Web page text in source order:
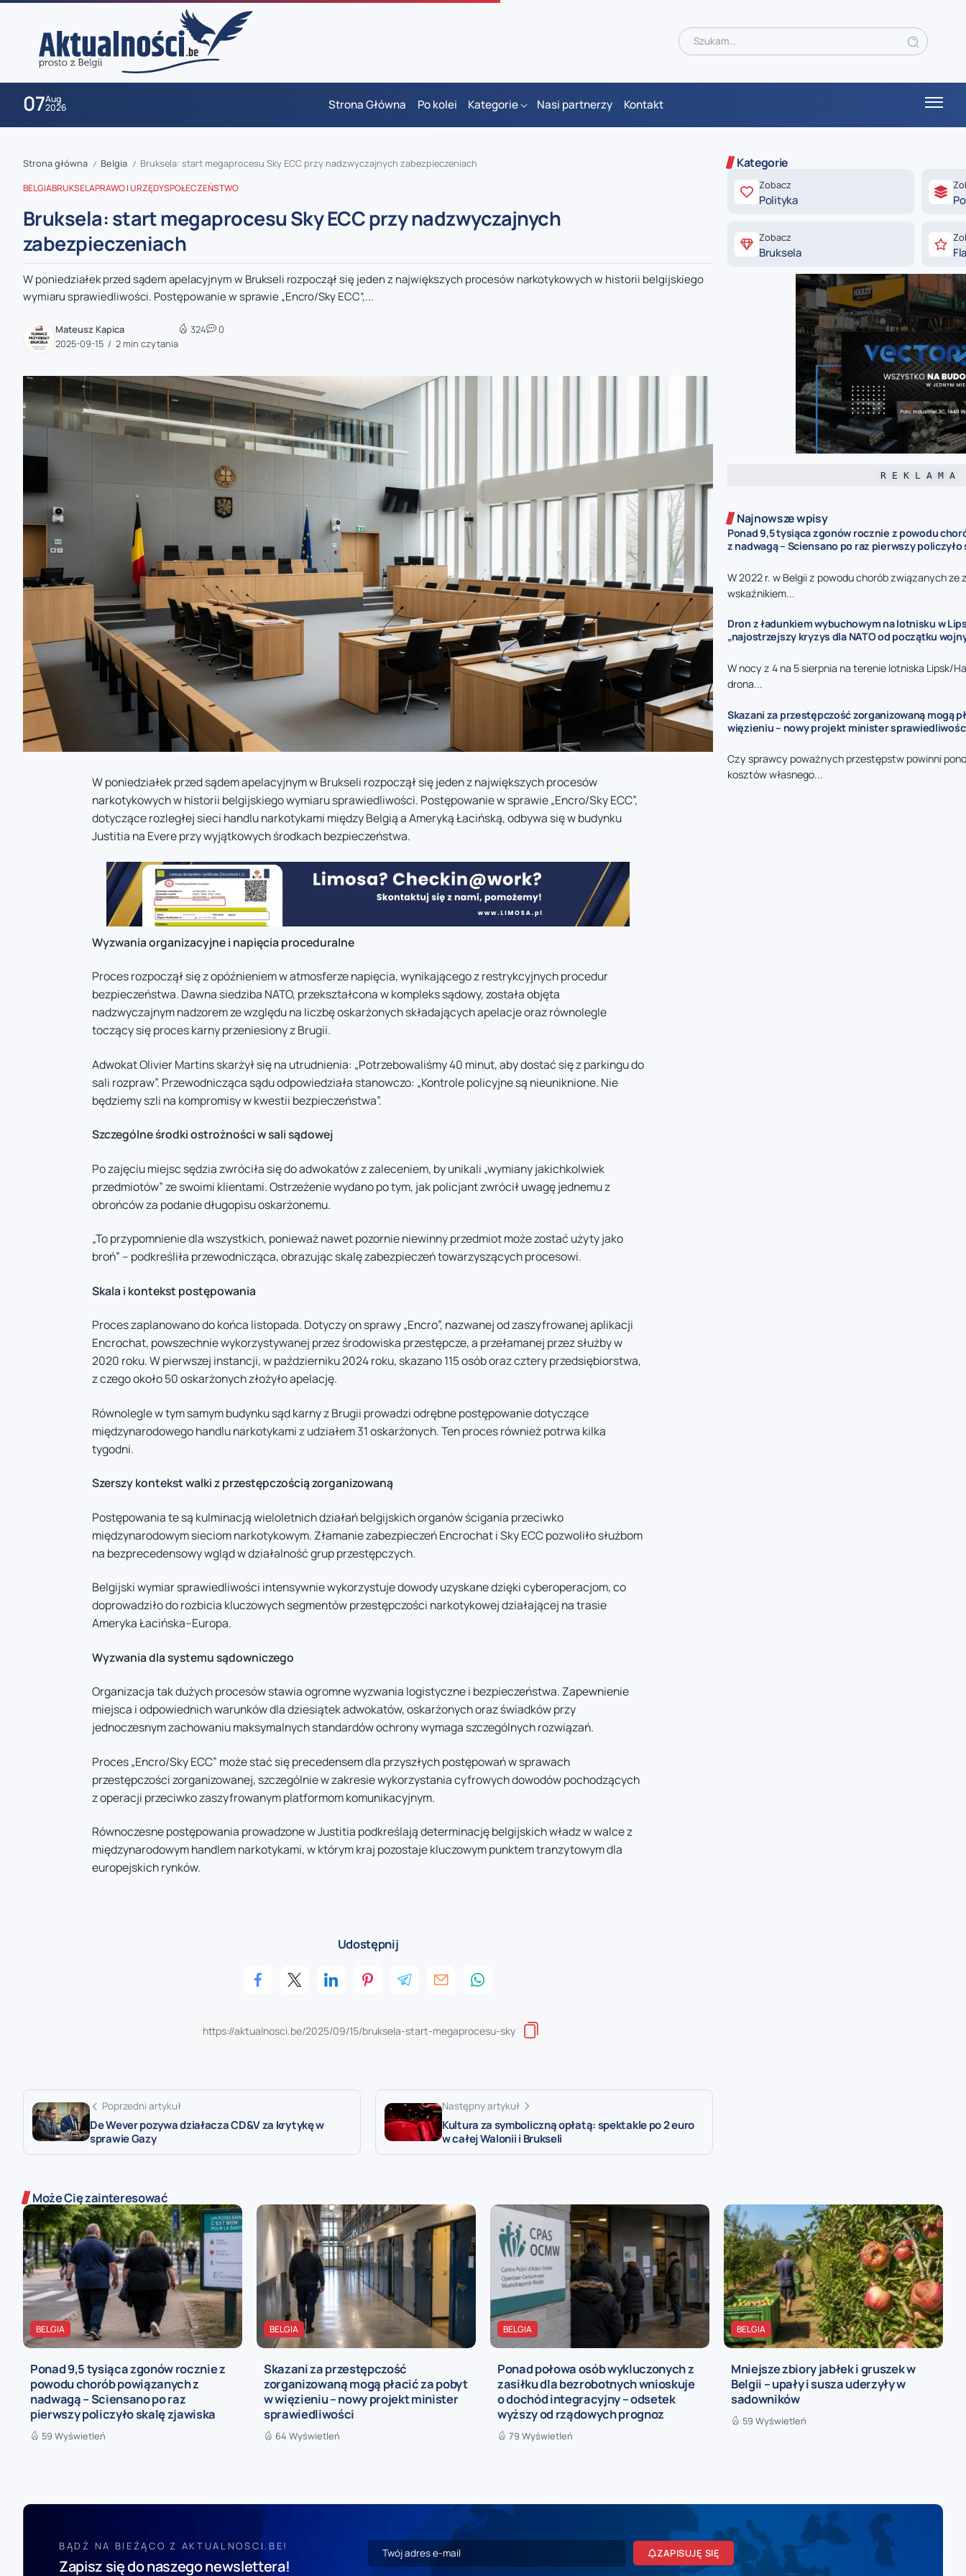
07Aug
2026 Strona Główna Po kolei Kategorie Nasi partnerzy Kontakt
zaobserwuj nas
zaobserwuj nas
zaobserwuj nas
zaobserwuj nas
zaobserwuj nas
Strona główna / Belgia / Bruksela: start megaprocesu Sky ECC przy nadzwyczajnych zabezpieczeniach
BELGIABRUKSELAPRAWO I URZĘDYSPOŁECZEŃSTWO
Bruksela: start megaprocesu Sky ECC przy nadzwyczajnych
zabezpieczeniach
W poniedziałek przed sądem apelacyjnym w Brukseli rozpoczął się jeden z największych procesów narkotykowych w historii belgijskiego
wymiaru sprawiedliwości. Postępowanie w sprawie „Encro/Sky ECC”,...
Mateusz Kapica
2025-09-15
2 min czytania
324 0
W poniedziałek przed sądem apelacyjnym w Brukseli rozpoczął się jeden z największych procesów
narkotykowych w historii belgijskiego wymiaru sprawiedliwości. Postępowanie w sprawie „Encro/Sky ECC”,
dotyczące rozległej sieci handlu narkotykami między Belgią a Ameryką Łacińską, odbywa się w budynku
Justitia na Evere przy wyjątkowych środkach bezpieczeństwa.
Wyzwania organizacyjne i napięcia proceduralne
Proces rozpoczął się z opóźnieniem w atmosferze napięcia, wynikającego z restrykcyjnych procedur
bezpieczeństwa. Dawna siedziba NATO, przekształcona w kompleks sądowy, została objęta
nadzwyczajnym nadzorem ze względu na liczbę oskarżonych składających apelacje oraz równolegle
toczący się proces karny przeniesiony z Brugii.
Adwokat Olivier Martins skarżył się na utrudnienia: „Potrzebowaliśmy 40 minut, aby dostać się z parkingu do
sali rozpraw”. Przewodnicząca sądu odpowiedziała stanowczo: „Kontrole policyjne są nieuniknione. Nie
będziemy szli na kompromisy w kwestii bezpieczeństwa”.
Szczególne środki ostrożności w sali sądowej
Po zajęciu miejsc sędzia zwróciła się do adwokatów z zaleceniem, by unikali „wymiany jakichkolwiek
przedmiotów” ze swoimi klientami. Ostrzeżenie wydano po tym, jak policjant zwrócił uwagę jednemu z
obrońców za podanie długopisu oskarżonemu.
„To przypomnienie dla wszystkich, ponieważ nawet pozornie niewinny przedmiot może zostać użyty jako
broń” – podkreśliła przewodnicząca, obrazując skalę zabezpieczeń towarzyszących procesowi.
Skala i kontekst postępowania
Proces zaplanowano do końca listopada. Dotyczy on sprawy „Encro”, nazwanej od zaszyfrowanej aplikacji
Encrochat, powszechnie wykorzystywanej przez środowiska przestępcze, a przełamanej przez służby w
2020 roku. W pierwszej instancji, w październiku 2024 roku, skazano 115 osób oraz cztery przedsiębiorstwa,
z czego około 50 oskarżonych złożyło apelację.
Równolegle w tym samym budynku sąd karny z Brugii prowadzi odrębne postępowanie dotyczące
międzynarodowego handlu narkotykami z udziałem 31 oskarżonych. Ten proces również potrwa kilka
tygodni.
Szerszy kontekst walki z przestępczością zorganizowaną
Postępowania te są kulminacją wieloletnich działań belgijskich organów ścigania przeciwko
międzynarodowym sieciom narkotykowym. Złamanie zabezpieczeń Encrochat i Sky ECC pozwoliło służbom
na bezprecedensowy wgląd w działalność grup przestępczych.
Belgijski wymiar sprawiedliwości intensywnie wykorzystuje dowody uzyskane dzięki cyberoperacjom, co
doprowadziło do rozbicia kluczowych segmentów przestępczości narkotykowej działającej na trasie
Ameryka Łacińska–Europa.
Wyzwania dla systemu sądowniczego
Organizacja tak dużych procesów stawia ogromne wyzwania logistyczne i bezpieczeństwa. Zapewnienie
miejsca i odpowiednich warunków dla dziesiątek adwokatów, oskarżonych oraz świadków przy
jednoczesnym zachowaniu maksymalnych standardów ochrony wymaga szczególnych rozwiązań.
Proces „Encro/Sky ECC” może stać się precedensem dla przyszłych postępowań w sprawach
przestępczości zorganizowanej, szczególnie w zakresie wykorzystania cyfrowych dowodów pochodzących
z operacji przeciwko zaszyfrowanym platformom komunikacyjnym.
Równoczesne postępowania prowadzone w Justitia podkreślają determinację belgijskich władz w walce z
międzynarodowym handlem narkotykami, w którym kraj pozostaje kluczowym punktem tranzytowym dla
europejskich rynków.
Udostępnij
Poprzedni artykuł
De Wever pozywa działacza CD&V za krytykę w
sprawie Gazy
Następny artykuł
Kultura za symboliczną opłatą: spektakle po 2 euro
w całej Walonii i Brukseli
Kategorie
Zobacz
Polityka
Zobacz
Bruksela
R E K L A M A
Najnowsze wpisy
Ponad 9,5 tysiąca zgonów rocznie z powodu
z nadwagą – Sciensano po raz pierwszy policzyło
W 2022 r. w Belgii z powodu chorób związanych ze
wskaźnikiem...
Dron z ładunkiem wybuchowym na lotnisku w
„najostrzejszy kryzys dla NATO od początku
W nocy z 4 na 5 sierpnia na terenie lotniska Lipsk/
drona...
Skazani za przestępczość zorganizowaną mogą
więzieniu – nowy projekt minister
Czy sprawcy poważnych przestępstw powinni
kosztów własnego...
Może Cię zainteresować
BELGIA
Ponad 9,5 tysiąca zgonów rocznie z
powodu chorób powiązanych z
nadwagą – Sciensano po raz
pierwszy policzyło skalę zjawiska
59 Wyświetleń
BELGIA
Skazani za przestępczość
zorganizowaną mogą płacić za pobyt
w więzieniu – nowy projekt minister
sprawiedliwości
64 Wyświetleń
BELGIA
Ponad połowa osób wykluczonych z
zasiłku dla bezrobotnych wnioskuje
o dochód integracyjny – odsetek
wyższy od rządowych prognoz
79 Wyświetleń
BELGIA
Mniejsze zbiory jabłek i gruszek w
Belgii – upały i susza uderzyły w
sadowników
59 Wyświetleń
BĄDŹ NA BIEŻĄCO Z AKTUALNOSCI.BE!
Zapisz się do naszego newslettera!
ZAPISUJĘ SIĘ